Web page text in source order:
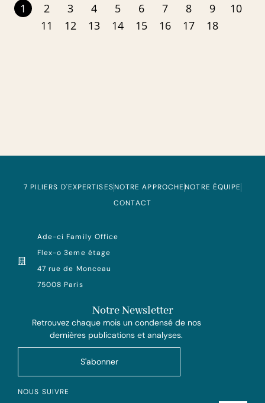
1 2 3 4 5 6 7 8 9
10
11
12 13 14 15 16 17 18
7 PILIERS D'EXPERTISESNOTRE APPROCHE NOTRE ÉQUIPE
CONTACT
Ade-ci Family Office
Flex-o 3eme étage
47 rue de Monceau
75008 Paris
Notre Newsletter
Retrouvez chaque mois un condensé de nos
dernières publications et analyses.
S'abonner
NOUS SUIVRE